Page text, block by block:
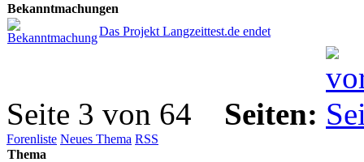
Bekanntmachungen
Das Projekt Langzeittest.de endet
Seite 3 von 64 Seiten:
Forenliste Neues Thema RSS
Thema